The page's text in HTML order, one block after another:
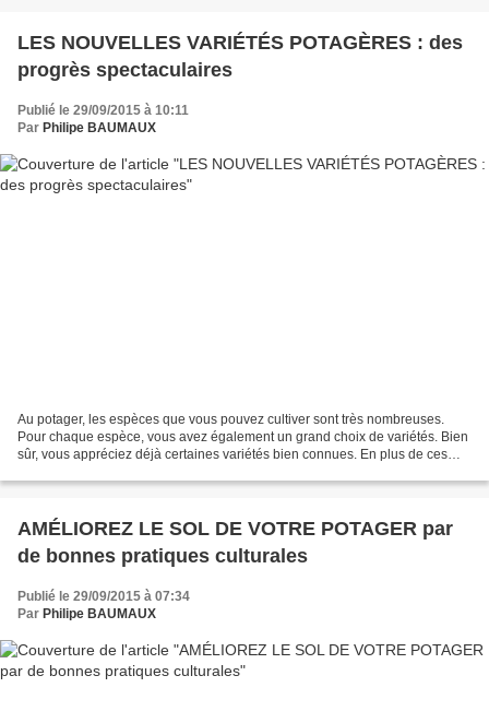
LES NOUVELLES VARIÉTÉS POTAGÈRES : des
progrès spectaculaires
Publié le 29/09/2015 à 10:11
Par Philipe BAUMAUX
Au potager, les espèces que vous pouvez cultiver sont très nombreuses.
Pour chaque espèce, vous avez également un grand choix de variétés. Bien
sûr, vous appréciez déjà certaines variétés bien connues. En plus de ces
AMÉLIOREZ LE SOL DE VOTRE POTAGER par
de bonnes pratiques culturales
Publié le 29/09/2015 à 07:34
Par Philipe BAUMAUX